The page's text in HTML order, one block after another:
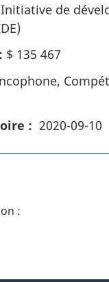
Initiative de
$ 135 467
: 2020-09-10